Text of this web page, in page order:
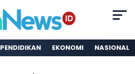
PENDIDIKAN EKONOMI NASIONAL